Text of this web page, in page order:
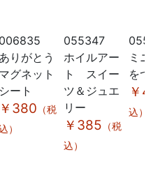
006835
ありがとう
マグネット
シート
￥380 （税
）
055347
ホイルアー
ト スイー
ツ＆ジュエ
リー
￥385 （税
込）
ミニ
をつ
￥
込）